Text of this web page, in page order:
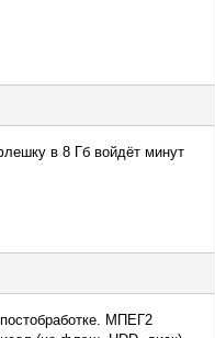
в 8 Гб войдёт минут
МПЕГ2